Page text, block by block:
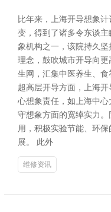
比年来，上海开导想象
变，得到了诸多令东谈
象机构之一，该院持久
理念，鼓吹城市开导向
生网，汇集中医养生、
超高层开导方面，上海
心想象责任，如上海中
守想象方面的宽绰实力
用，积极实验节能、环
展。 此外
维修资讯